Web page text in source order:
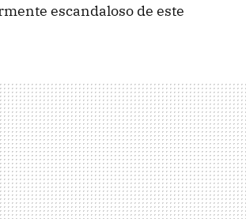
escandaloso de este